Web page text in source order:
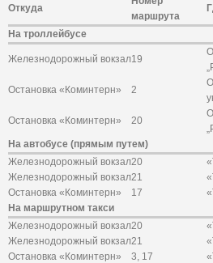
Откуда
маршрута
На троллейбусе
Железнодорожный вокзал19
Остановка «Коминтерн»
2
Остановка «Коминтерн»
20
На автобусе (прямым путем)
Железнодорожный вокзал20
Железнодорожный вокзал21
Остановка «Коминтерн»
17
На маршрутном такси
Железнодорожный вокзал20
Железнодорожный вокзал21
Остановка «Коминтерн»
3, 17